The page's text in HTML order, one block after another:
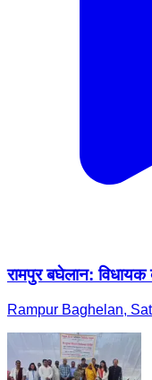
रामपुर बघेलान:
Rampur Baghelan,